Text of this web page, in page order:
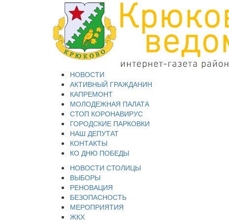
НОВОСТИ
АКТИВНЫЙ ГРАЖДАНИН
КАПРЕМОНТ
МОЛОДЕЖНАЯ ПАЛАТА
СТОП КОРОНАВИРУС
ГОРОДСКИЕ ПАРКОВКИ
НАШ ДЕПУТАТ
КОНТАКТЫ
КО ДНЮ ПОБЕДЫ
НОВОСТИ СТОЛИЦЫ
ВЫБОРЫ
РЕНОВАЦИЯ
БЕЗОПАСНОСТЬ
МЕРОПРИЯТИЯ
ЖКХ